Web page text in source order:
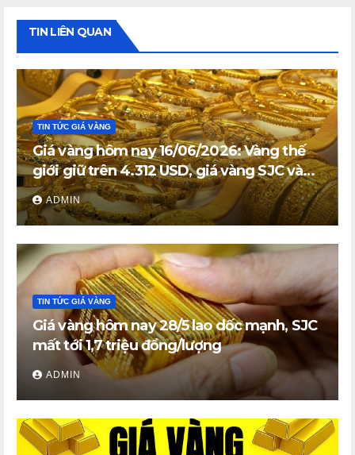
TIN LIÊN QUAN
TIN TỨC GIÁ VÀNG
Giá vàng hôm nay 16/06/2026: Vàng thế
giới giữ trên 4.312 USD, giá vàng SJC và
vàng nhẫn trong nước đi ngang
ADMIN
TIN TỨC GIÁ VÀNG
Giá vàng hôm nay 28/5 lao dốc mạnh, SJC
mất tới 1,7 triệu đồng/lượng
ADMIN